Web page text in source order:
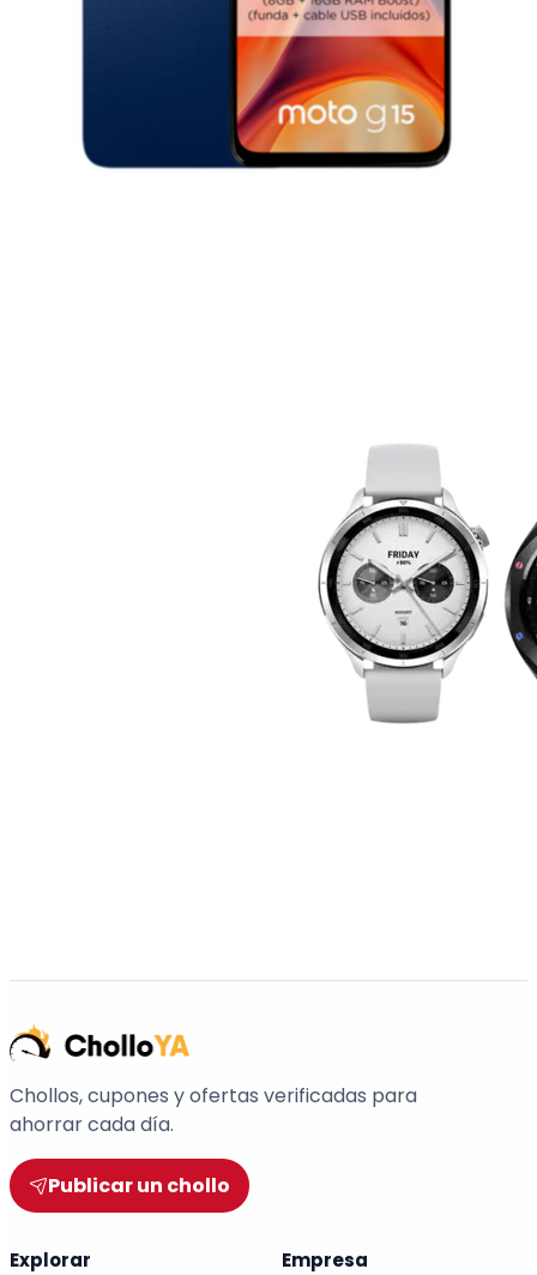
Chollos, cupones y ofertas verificadas para
ahorrar cada día.
Publicar un chollo
Explorar Empresa